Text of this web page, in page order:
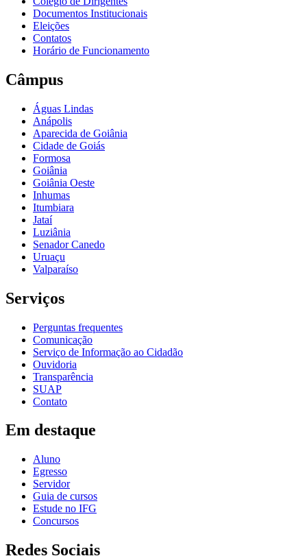
Documentos Institucionais
Eleições
Contatos
Horário de Funcionamento
Câmpus
Águas Lindas
Anápolis
Aparecida de Goiânia
Cidade de Goiás
Formosa
Goiânia
Goiânia Oeste
Inhumas
Itumbiara
Jataí
Luziânia
Senador Canedo
Uruaçu
Valparaíso
Serviços
Perguntas frequentes
Comunicação
Serviço de Informação ao Cidadão
Ouvidoria
Transparência
SUAP
Contato
Em destaque
Aluno
Egresso
Servidor
Guia de cursos
Estude no IFG
Concursos
Redes Sociais